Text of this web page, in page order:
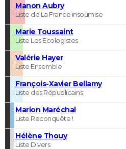
Manon Aubry
Liste de La France insoumise
Marie Toussaint
Liste Les Ecologistes
Valérie Hayer
Liste Ensemble
François-Xavier Bellamy
Liste des Républicains
Marion Maréchal
Liste Reconquête !
Hélène Thouy
Liste Divers